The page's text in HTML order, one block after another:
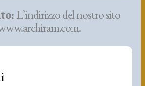
L’indirizzo del nostro sito